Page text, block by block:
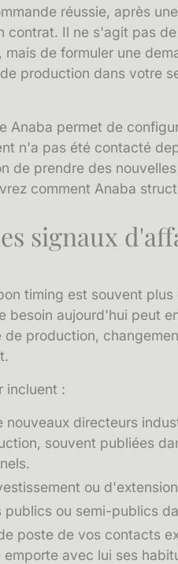
et de gérer vos
réussie, après
contrat. Il ne s'agit pas
de formuler une
production dans votre
Anaba permet de
n'a pas été contacté
de prendre des
comment Anaba
signaux
timing est souvent
besoin aujourd'hui peut
de production,
incluent :
nouveaux directeurs
souvent publiées
ou
publics ou semi-publics
poste de vos contacts
emporte avec lui ses